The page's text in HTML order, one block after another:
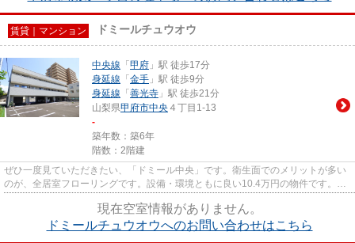
賃貸｜マンション ドミールチュウオウ
中央線 「 甲府 」駅 徒歩17分
身延線 「 金手 」駅 徒歩9分
身延線 「 善光寺 」駅 徒歩21分
山梨県甲府市中央 ４丁目1-13
-
築年数：築6年
階数：2階建
ぜひ一度見ていただきたい、「ドミール中央」です。衛生面でのメリットが多い
のが、全居室フローリングです。設備・環境ともに良い10.4万円の物件です。室
現在空室情報がありません。
ドミールチュウオウへのお問い合わせはこちら